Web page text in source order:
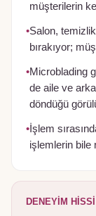
müşterilerin
•Salon,
bırakıyor;
•Microblading
de aile ve
döndüğü
• İşlem
işlemlerin bile
DENEYIM HISSI